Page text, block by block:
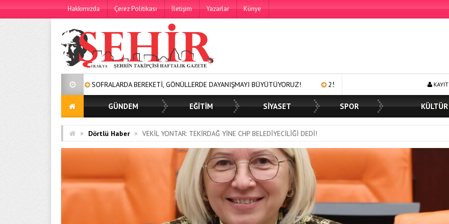
Hakkımızda Çerez Politikası İletişim Yazarlar Künye
SOFRALARDA BEREKETİ, GÖNÜLLERDE DAYANIŞMAYI BÜYÜTÜYORUZ! 250 BİN ÖĞÜN, BİNLERCE YÜZE GÜLÜMSEME
GÜNDEM EĞİTİM SİYASET SPOR
» Dörtlü Haber » VEKİL YONTAR: TEKİRDAĞ YİNE CHP BELEDİYECİLİĞİ DEDİ!